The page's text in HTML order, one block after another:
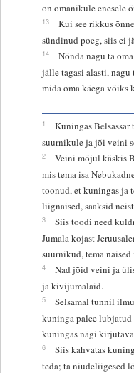
on omanikule enesele
13
Kui see rikkus
sündinud poeg, siis ei
14
Nõnda nagu ta
jälle tagasi alasti, nagu
mida oma käega võiks
1
Kuningas Belsassar
suurnikule ja jõi veini
2
Veini mõjul käskis
mis tema isa
toonud, et kuningas ja
liignaised, saaksid
3
Siis toodi need
Jumala kojast
suurnikud, tema
4
Nad jõid veini ja
ja kivijumalaid.
5
Selsamal tunnil
kuninga palee
kuningas nägi
6
Siis kahvatas
teda; ta niudeliigesed